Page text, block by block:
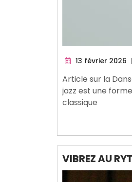
13 février 2026 13|
Article sur la
jazz est une
classique
VIBREZ AU